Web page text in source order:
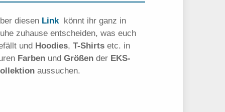
diesen Link könnt ihr ganz in
zuhause entscheiden, was euch
und Hoodies,T-Shirts etc. in
Farben undGrößender EKS-
aussuchen.